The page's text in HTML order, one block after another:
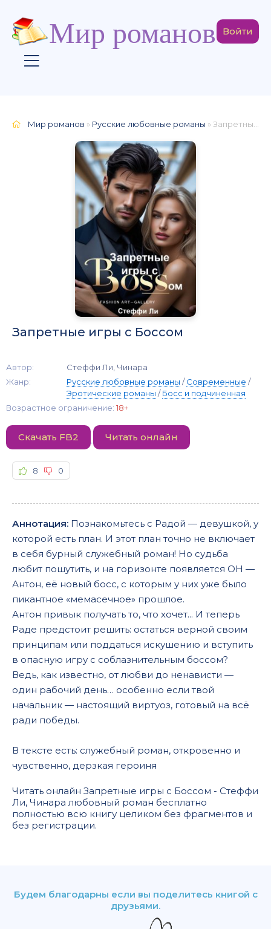
Мир романов Войти
Мир романов » Русские любовные романы » Запретные игры с Боссом
Запретные игры с Боссом
Автор:
Стеффи Ли, Чинара
Жанр:
Русские любовные романы /Современные /
Эротические романы /Босс и подчиненная
Возрастное ограничение: 18+
Скачать FB2 Читать онлайн
8 0
Аннотация: Познакомьтесь с Радой — девушкой, у
которой есть план. И этот план точно не включает
в себя бурный служебный роман! Но судьба
любит пошутить, и на горизонте появляется ОН —
Антон, её новый босс, с которым у них уже было
пикантное «мемасечное» прошлое.
Антон привык получать то, что хочет... И теперь
Раде предстоит решить: остаться верной своим
принципам или поддаться искушению и вступить
в опасную игру с соблазнительным боссом?
Ведь, как известно, от любви до ненависти —
один рабочий день… особенно если твой
начальник — настоящий виртуоз, готовый на всё
ради победы.
В тексте есть: служебный роман, откровенно и
чувственно, дерзкая героиня
Читать онлайн Запретные игры с Боссом - Стеффи
Ли, Чинара любовный роман бесплатно
полностью всю книгу целиком без фрагментов и
без регистрации.
Будем благодарны если вы поделитесь книгой с
друзьями.